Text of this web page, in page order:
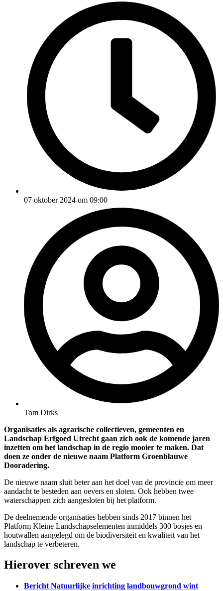
07 oktober 2024 om 09:00
Tom Dirks
Organisaties als agrarische collectieven, gemeenten en
Landschap Erfgoed Utrecht gaan zich ook de komende jaren
inzetten om het landschap in de regio mooier te maken. Dat
doen ze onder de nieuwe naam Platform Groenblauwe
Dooradering.
De nieuwe naam sluit beter aan het doel van de provincie om meer
aandacht te besteden aan oevers en sloten. Ook hebben twee
waterschappen zich aangesloten bij het platform.
De deelnemende organisaties hebben sinds 2017 binnen het
Platform Kleine Landschapselementen inmiddels 300 bosjes en
houtwallen aangelegd om de biodiversiteit en kwaliteit van het
landschap te verbeteren.
Hierover schreven we
Bericht Natuurlijke inrichting landbouwgrond wint